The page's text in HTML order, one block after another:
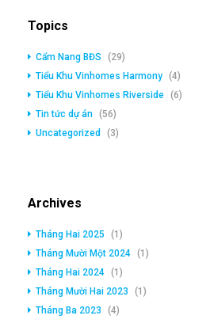
Topics
Cẩm Nang BĐS
(29)
Tiểu Khu Vinhomes Harmony (4)
Tiểu Khu Vinhomes Riverside (6)
Tin tức dự án (56)
Uncategorized
(3)
Archives
Tháng Hai 2025
(1)
Tháng Mười Một 2024 (1)
Tháng Hai 2024 (1)
Tháng Mười Hai 2023
(1)
Tháng Ba 2023
(4)